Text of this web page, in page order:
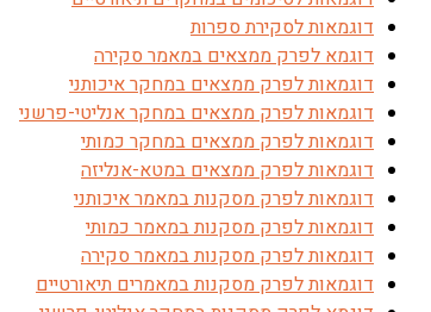
דוגמאות לסקירת ספרות
דוגמא לפרק ממצאים במאמר סקירה
דוגמאות לפרק ממצאים במחקר איכותני
דוגמאות לפרק ממצאים במחקר אנליטי-פרשני
דוגמאות לפרק ממצאים במחקר כמותי
דוגמאות לפרק ממצאים במטא-אנליזה
דוגמאות לפרק מסקנות במאמר איכותני
דוגמאות לפרק מסקנות במאמר כמותי
דוגמאות לפרק מסקנות במאמר סקירה
דוגמאות לפרק מסקנות במאמרים תיאורטיים